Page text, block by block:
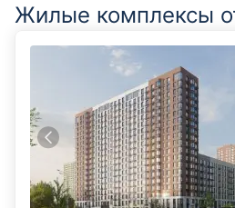
Жилые комплексы